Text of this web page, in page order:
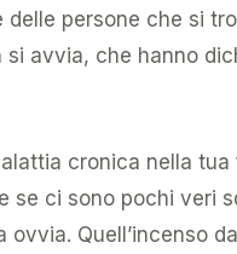
persone che si
avvia, che hanno
cronica nella
se ci sono pochi veri
Quell’incenso